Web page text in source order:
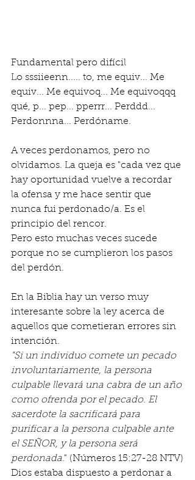
Fundamental pero difícil
Lo sssiieenn..... to, me equiv... Me
equiv... Me equivoq... Me equivoqqq
qué, p... pep... pperrr... Perddd...
Perdonnna... Perdóname.
A veces perdonamos, pero no
olvidamos. La queja es "cada vez que
hay oportunidad vuelve a recordar
la ofensa y me hace sentir que
nunca fui perdonado/a. Es el
principio del rencor.
Pero esto muchas veces sucede
porque no se cumplieron los pasos
del perdón.
En la Biblia hay un verso muy
interesante sobre la ley acerca de
aquellos que cometieran errores sin
intención.
"Si un individuo comete un pecado
involuntariamente, la persona
culpable llevará una cabra de un año
como ofrenda por el pecado. El
sacerdote la sacrificará para
purificar a la persona culpable ante
el SEÑOR, y la persona será
perdonada." (Números 15:27-28 NTV)
Dios estaba dispuesto a perdonar a